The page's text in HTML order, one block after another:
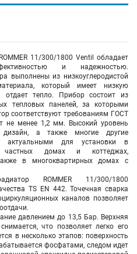
11/300/1800 Ventil обладает
и надежностью.
выполнены из низкоуглеродистой
который имеет низкую
отдает тепло. Прибор состоит из
тепловых панелей, за которыми
соответствуют требованиям ГОСТ
не менее 1,2 мм. Высокий уровень
дизайн, а также многие другие
актуальными для установки в
частных домах и коттеджах,
в многоквартирных домах с
ROMMER 11/300/1800
TS EN 442. Точечная сварка
каналов позволяет
давлением до 13,5 Бар. Верхняя
что позволяет легко его
в несколько этапов: поверхность
фосфатами, следом идет